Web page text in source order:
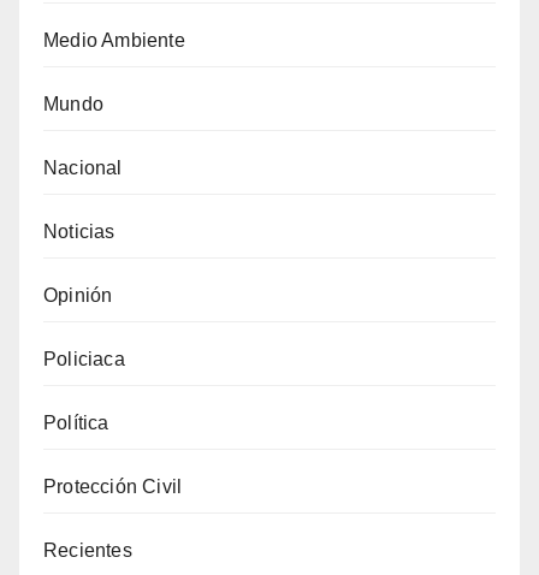
Medio Ambiente
Mundo
Nacional
Noticias
Opinión
Policiaca
Política
Protección Civil
Recientes